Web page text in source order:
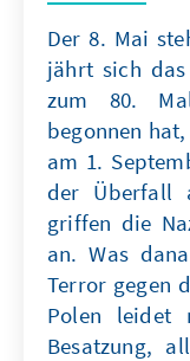
Der 8. Mai
jährt sich das
zum 80.
begonnen
am 1.
der Überfall
griffen die
an. Was
Terror gegen
Polen leidet
Besatzung,